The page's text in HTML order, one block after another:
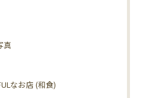
真
なお店 (和食)